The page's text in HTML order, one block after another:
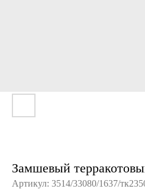
Замшевый
Артикул: 3514/33080/1637/